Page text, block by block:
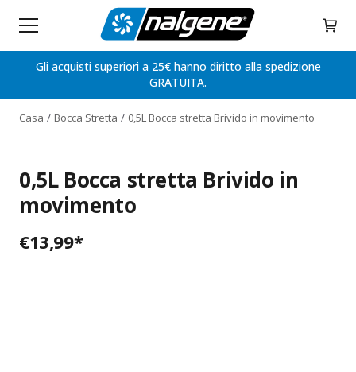
Gli acquisti superiori a 25€ hanno diritto alla spedizione
GRATUITA.
Skip to content
Casa Bocca Stretta 0,5L Bocca stretta Brivido in movimento
0,5L Bocca stretta Brivido in
movimento
€13,99*